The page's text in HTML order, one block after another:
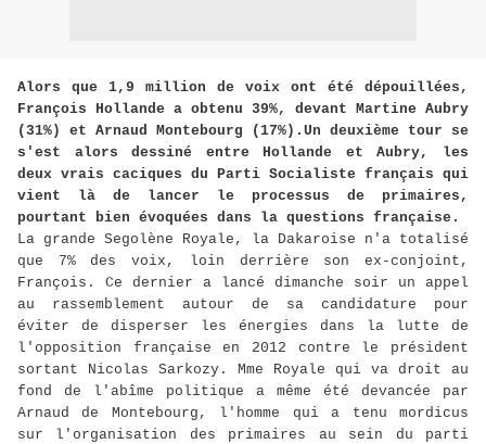
Alors que 1,9 million de voix ont été dépouillées,
François Hollande a obtenu 39%, devant Martine Aubry
(31%) et Arnaud Montebourg (17%).Un deuxième tour se
s'est alors dessiné entre Hollande et Aubry, les
deux vrais caciques du Parti Socialiste français qui
vient là de lancer le processus de primaires,
pourtant bien évoquées dans la questions française.
La grande Segolène Royale, la Dakaroise n'a totalisé
que 7% des voix, loin derrière son ex-conjoint,
François. Ce dernier a lancé dimanche soir un appel
au rassemblement autour de sa candidature pour
éviter de disperser les énergies dans la lutte de
l'opposition française en 2012 contre le président
sortant Nicolas Sarkozy. Mme Royale qui va droit au
fond de l'abîme politique a même été devancée par
Arnaud de Montebourg, l'homme qui a tenu mordicus
sur l'organisation des primaires au sein du parti